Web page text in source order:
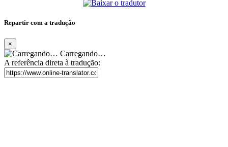
Repartir com a tradução
×
Carregando…
A referência direta à tradução: